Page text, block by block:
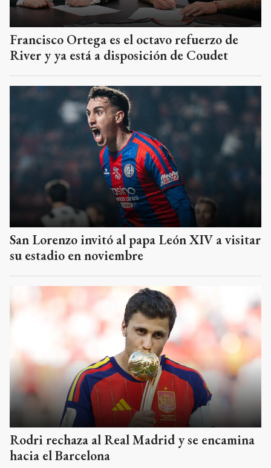
Francisco Ortega es el octavo refuerzo de
River y ya está a disposición de Coudet
San Lorenzo invitó al papa León XIV a visitar
su estadio en noviembre
Rodri rechaza al Real Madrid y se encamina
hacia el Barcelona